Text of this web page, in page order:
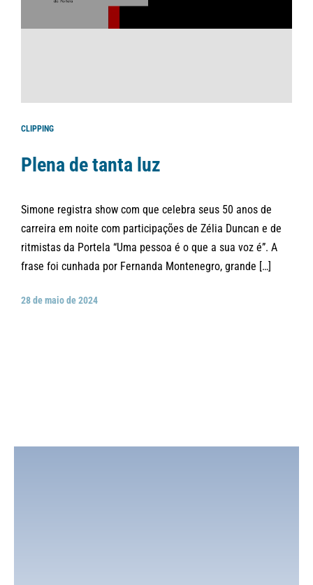
CLIPPING
Plena de tanta luz
Simone registra show com que celebra seus 50 anos de
carreira em noite com participações de Zélia Duncan e de
ritmistas da Portela “Uma pessoa é o que a sua voz é”. A
frase foi cunhada por Fernanda Montenegro, grande […]
28 de maio de 2024